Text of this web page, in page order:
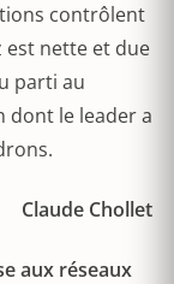
contrôlent
est nette et due
parti au
dont le leader a
Claude Chollet
aux réseaux